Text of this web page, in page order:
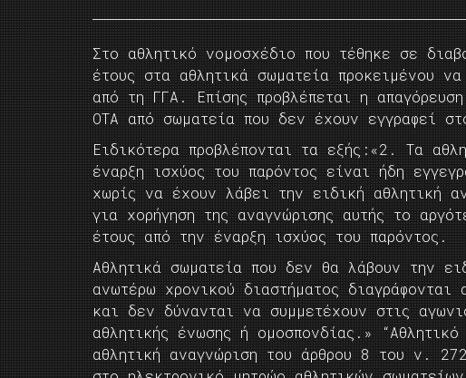
Στο αθλητικό νομοσχέδιο που τέθηκε σε
έτους στα αθλητικά σωματεία προκειμένου
από τη ΓΓΑ. Επίσης προβλέπεται η
ΟΤΑ από σωματεία που δεν έχουν εγγραφεί
Ειδικότερα προβλέπονται τα εξής:«2. Τα
έναρξη ισχύος του παρόντος είναι ήδη
χωρίς να έχουν λάβει την ειδική αθλητική
για χορήγηση της αναγνώρισης αυτής το
έτους από την έναρξη ισχύος του παρόντος.
Αθλητικά σωματεία που δεν θα λάβουν την
ανωτέρω χρονικού διαστήματος
και δεν δύνανται να συμμετέχουν στις
αθλητικής ένωσης ή ομοσπονδίας.»
αθλητική αναγνώριση του άρθρου 8 του ν.